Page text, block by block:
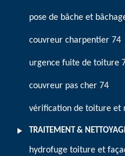
pose de bâche et
couvreur charpentier 74
urgence fuite de toiture
couvreur pas cher 74
vérification de toiture et
TRAITEMENT &
hydrofuge toiture et